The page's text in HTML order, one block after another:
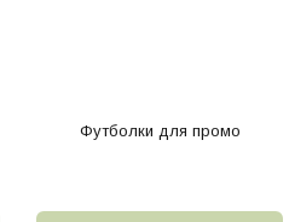
Футболки для промо